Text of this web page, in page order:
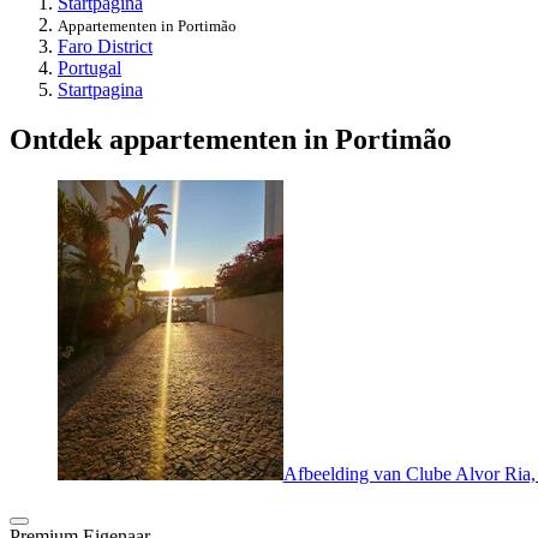
Appartementen in Portimão
Faro District
Portugal
Startpagina
Ontdek appartementen in Portimão
Afbeelding van Clube Alvor Ria,